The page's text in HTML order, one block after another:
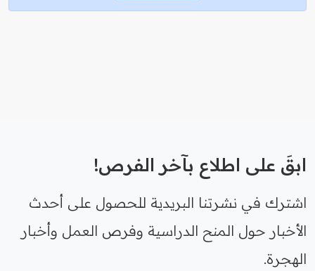
ابقَ على اطلاع بآخر الفرص!
اشترك في نشرتنا البريدية للحصول على أحدث
الأخبار حول المنح الدراسية وفرص العمل وأخبار
الهجرة.